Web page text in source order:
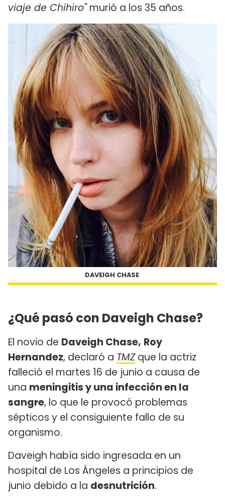
viaje de Chihiro"murió a los 35 años.
DAVEIGH CHASE
¿Qué pasó con Daveigh Chase?
El novio de Daveigh Chase, Roy
Hernandez, declaró a TMZque la actriz
falleció el martes 16 de junio a causa de
una meningitis y una infección en la
sangre, lo que le provocó problemas
sépticos y el consiguiente fallo de su
organismo.
Daveigh había sido ingresada en un
hospital de Los Ángeles a principios de
junio debido a la desnutrición.